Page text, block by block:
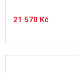
21 570 Kč